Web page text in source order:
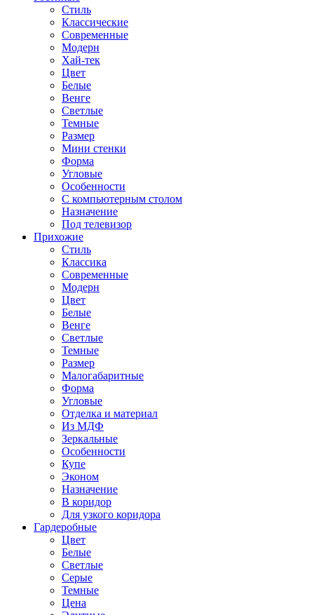
Стиль
Классические
Современные
Модерн
Хай-тек
Цвет
Белые
Венге
Светлые
Темные
Размер
Мини стенки
Форма
Угловые
Особенности
С компьютерным столом
Назначение
Под телевизор
Прихожие
Стиль
Классика
Современные
Модерн
Цвет
Белые
Венге
Светлые
Темные
Размер
Малогабаритные
Форма
Угловые
Отделка и материал
Из МДФ
Зеркальные
Особенности
Купе
Эконом
Назначение
В коридор
Для узкого коридора
Гардеробные
Цвет
Белые
Светлые
Серые
Темные
Цена